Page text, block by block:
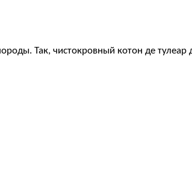
Так, чистокровный котон де